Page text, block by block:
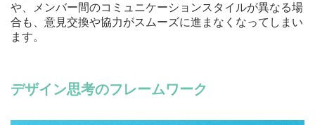
や、メンバー間のコミュニケーションスタイルが異なる場
合も、意見交換や協力がスムーズに進まなくなってしまい
ます。
デザイン思考のフレームワーク